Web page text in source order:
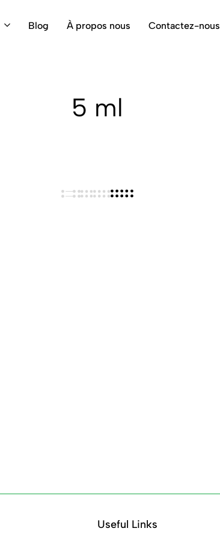
Blog À propos nous Contactez-nous
5 ml
Useful Links